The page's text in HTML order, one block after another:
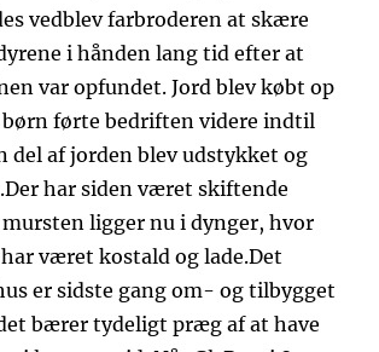
vedblev farbroderen at skære
i hånden lang tid efter at
var opfundet. Jord blev købt op
førte bedriften videre indtil
del af jorden blev udstykket og
har siden været skiftende
mursten ligger nu i dynger, hvor
været kostald og lade.Det
er sidste gang om- og tilbygget
bærer tydeligt præg af at have